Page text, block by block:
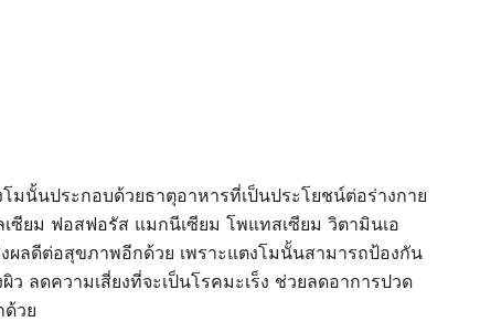
นั้นประกอบด้วยธาตุอาหารที่เป็นประโยชน์ต่อร่างกาย
ซียม ฟอสฟอรัส แมกนีเซียม โพแทสเซียม วิตามินเอ
ผลดีต่อสุขภาพอีกด้วย เพราะแตงโมนั้นสามารถป้องกัน
ลดความเสี่ยงที่จะเป็นโรคมะเร็ง ช่วยลดอาการปวด
ด้วย